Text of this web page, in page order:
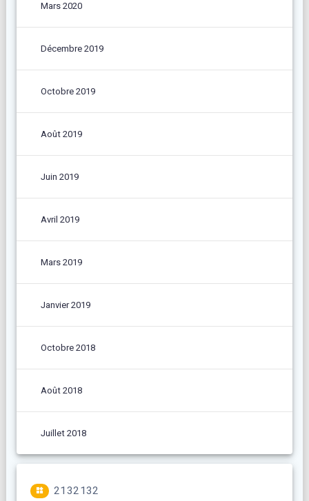
Mars 2020
Décembre 2019
Octobre 2019
Août 2019
Juin 2019
Avril 2019
Mars 2019
Janvier 2019
Octobre 2018
Août 2018
Juillet 2018
2132132